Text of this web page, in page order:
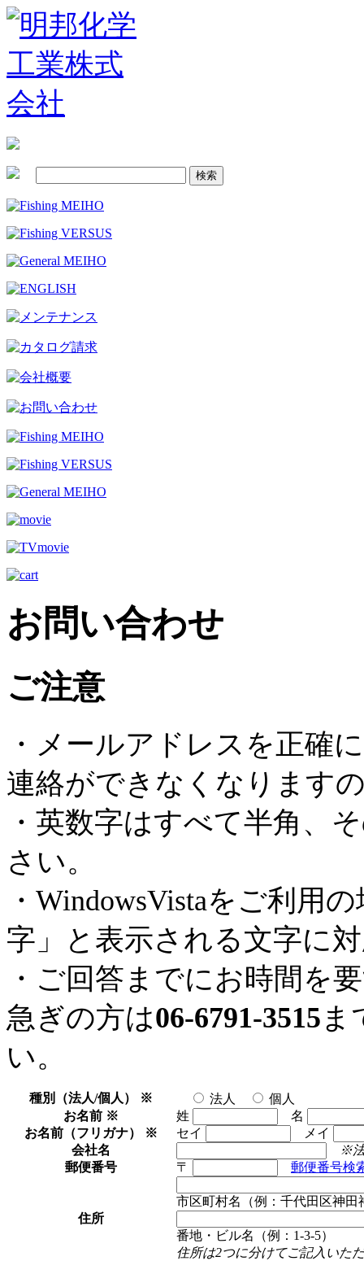
お問い合わせ
ご注意
・メールアドレスを正確
連絡ができなくなります
・英数字はすべて半角、
さい。
・WindowsVistaをご利用
字」と表示される文字に
・ご回答までにお時間を
急ぎの方は06-6791-3515 ま
い。
種別（法人/個人） ※ 法人
個人
お名前 ※ 姓
名
お名前（フリガナ） ※ セイ
メイ
会社名
※
郵便番号
〒 郵便番号検
住所
市区町村名（例：千代田区神田
番地・ビル名（例：1-3-5）
住所は2つに分けてご記入いた